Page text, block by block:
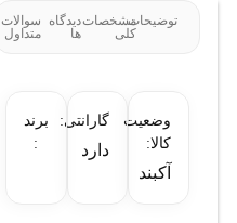
توضیحاتمشخصات
کلی
دیدگاه
ها
سوالات
متداول
وضعیت
کالا:
آکبند
گارانتی:
دارد
برند
: